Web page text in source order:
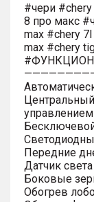
#чери
8 про макс
max #chery
max #chery
управлением
Передние
Датчик света
Боковые
Обогрев